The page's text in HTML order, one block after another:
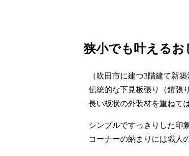
狭小でも叶える
（吹田市に建つ3階建て新
伝統的な下見板張り（鎧張
長い板状の外装材を重ねて
シンプルですっきりした印
コーナーの納まりには職人